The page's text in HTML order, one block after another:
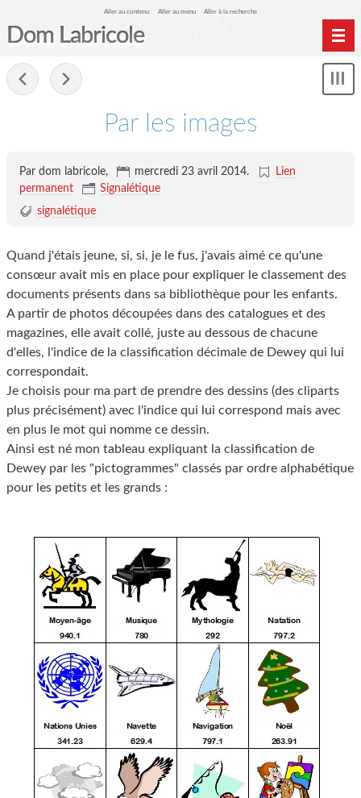
Aller au contenu Aller au menu Aller à la recherche
Dom Labricole
Par les images
Par dom labricole, mercredi 23 avril 2014.
Lien
permanent
Signalétique
signalétique
Quand j'étais jeune, si, si, je le fus, j'avais aimé ce qu'une
consœur avait mis en place pour expliquer le classement des
documents présents dans sa bibliothèque pour les enfants.
A partir de photos découpées dans des catalogues et des
magazines, elle avait collé, juste au dessous de chacune
d'elles, l'indice de la classification décimale de Dewey qui lui
correspondait.
Je choisis pour ma part de prendre des dessins (des cliparts
plus précisément) avec l'indice qui lui correspond mais avec
en plus le mot qui nomme ce dessin.
Ainsi est né mon tableau expliquant la classification de
Dewey par les "pictogrammes" classés par ordre alphabétique
pour les petits et les grands :